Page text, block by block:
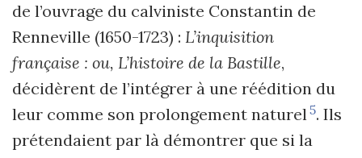
de l’ouvrage du calviniste Constantin de
Renneville (1650-1723) : L’inquisition
française : ou, L’histoire de la Bastille,
décidèrent de l’intégrer à une réédition du
leur comme son prolongement naturel5. Ils
prétendaient par là démontrer que si la